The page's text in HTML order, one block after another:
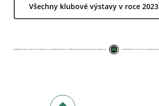
Všechny klubové výstavy v roce 2023